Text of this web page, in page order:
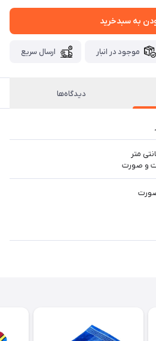
به سبدخرید
موجود در انبار ارسال سریع
دیدگاه‌ها
و صورت